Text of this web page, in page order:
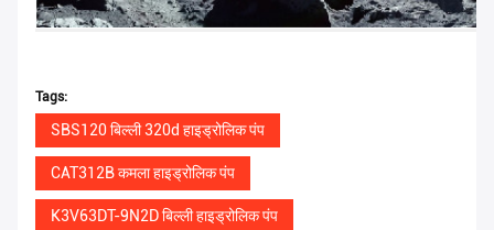
Tags:
SBS120 बिल्ली 320d हाइड्रोलिक पंप
CAT312B कमला हाइड्रोलिक पंप
K3V63DT-9N2D बिल्ली हाइड्रोलिक पंप